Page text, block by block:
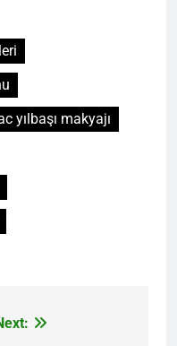
yılbaşı makyajı